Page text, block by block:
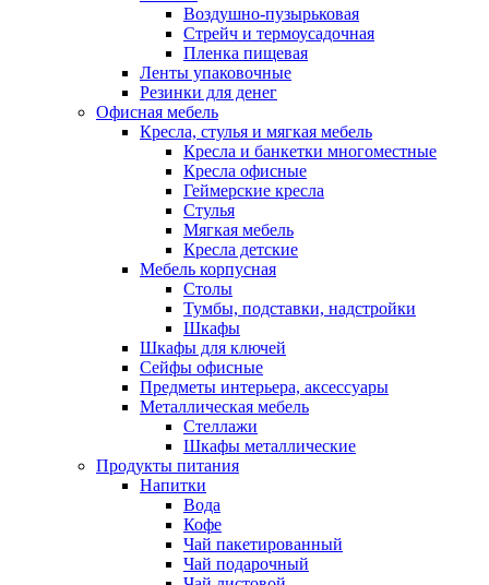
Воздушно-пузырьковая
Стрейч и термоусадочная
Пленка пищевая
Ленты упаковочные
Резинки для денег
Офисная мебель
Кресла, стулья и мягкая мебель
Кресла и банкетки многоместные
Кресла офисные
Геймерские кресла
Стулья
Мягкая мебель
Кресла детские
Мебель корпусная
Столы
Тумбы, подставки, надстройки
Шкафы
Шкафы для ключей
Сейфы офисные
Предметы интерьера, аксессуары
Металлическая мебель
Стеллажи
Шкафы металлические
Продукты питания
Напитки
Вода
Кофе
Чай пакетированный
Чай подарочный